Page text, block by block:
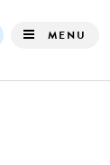
MENU